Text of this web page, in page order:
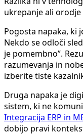
ukrepanje ali orodje
Pogosta napaka, ki
Nekdo se odloči
je pomembno”.
razumevanja in
izberite tiste
Druga napaka je
sistem, ki ne
Integracija ERP in
dobijo pravi